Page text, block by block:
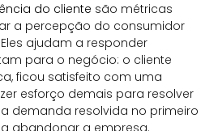
do cliente são métricas
a percepção do consumidor
ajudam a responder
para o negócio: o cliente
ficou satisfeito com uma
esforço demais para resolver
demanda resolvida no primeiro